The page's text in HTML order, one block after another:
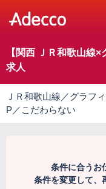
【関西 ＪＲ和歌山線
求人
ＪＲ和歌山線／グラフ
P／こだわらない
条件に合うお
条件を変更して、